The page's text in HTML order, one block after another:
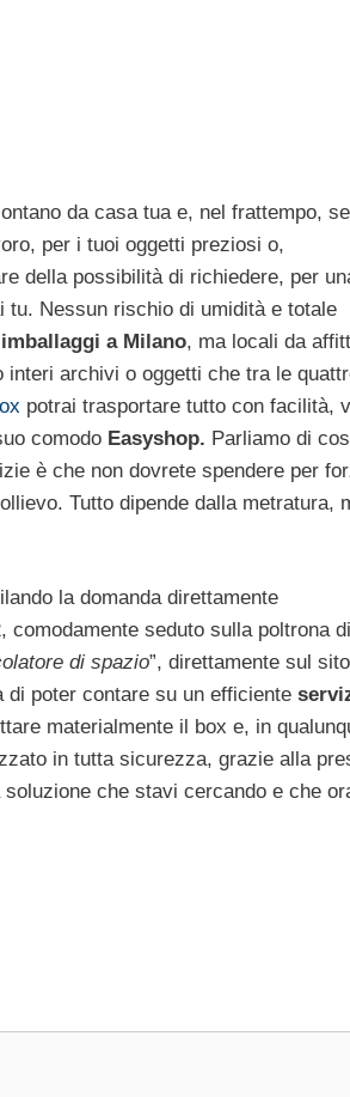
da casa tua e, nel frattempo,
per i tuoi oggetti preziosi o,
della possibilità di richiedere, per
tu. Nessun rischio di umidità e totale
imballaggi a Milano, ma locali da
archivi o oggetti che tra le
potrai trasportare tutto con facilità,
comodo Easyshop. Parliamo di
è che non dovrete spendere per
Tutto dipende dalla metratura,
la domanda direttamente
comodamente seduto sulla poltrona
di spazio”, direttamente sul
poter contare su un efficiente
materialmente il box e, in
in tutta sicurezza, grazie alla
soluzione che stavi cercando e che